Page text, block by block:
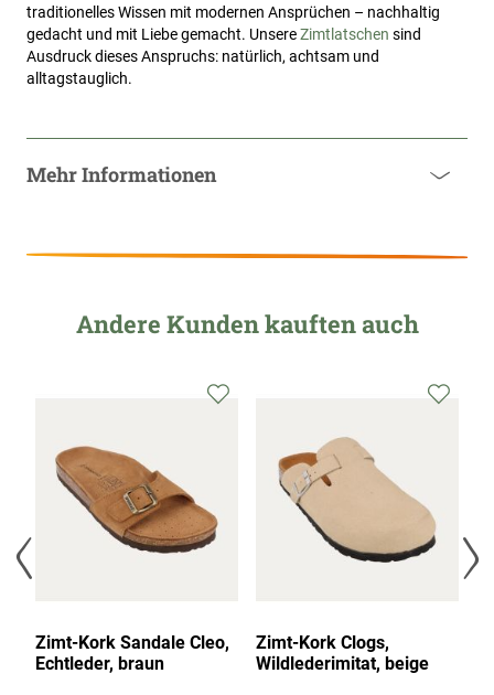
traditionelles Wissen mit modernen Ansprüchen – nachhaltig
gedacht und mit Liebe gemacht. UnsereZimtlatschen sind
Ausdruck dieses Anspruchs: natürlich, achtsam und
alltagstauglich.
Mehr Informationen
Andere Kunden kauften auch
Zimt-Kork Sandale Cleo,
Echtleder, braun
Zimt-Kork Clogs,
Wildlederimitat, beige